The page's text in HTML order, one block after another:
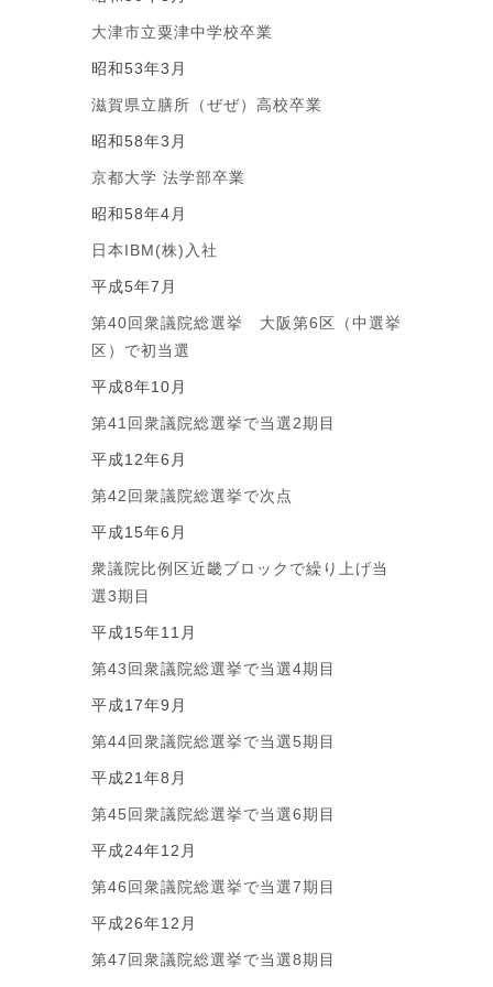
大津市立粟津中学校卒業
昭和53年3月
滋賀県立膳所（ぜぜ）高校卒業
昭和58年3月
京都大学 法学部卒業
昭和58年4月
日本IBM(株)入社
平成5年7月
第40回衆議院総選挙 大阪第6区（中選挙
区）で初当選
平成8年10月
第41回衆議院総選挙で当選2期目
平成12年6月
第42回衆議院総選挙で次点
平成15年6月
衆議院比例区近畿ブロックで繰り上げ当
選3期目
平成15年11月
第43回衆議院総選挙で当選4期目
平成17年9月
第44回衆議院総選挙で当選5期目
平成21年8月
第45回衆議院総選挙で当選6期目
平成24年12月
第46回衆議院総選挙で当選7期目
平成26年12月
第47回衆議院総選挙で当選8期目